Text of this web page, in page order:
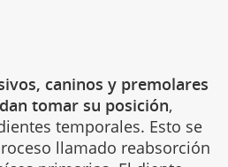
caninos y premolares
tomar su posición,
temporales. Esto se
llamado reabsorción